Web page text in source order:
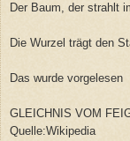
Der Baum, der strahlt
Die Wurzel trägt den
Das wurde vorgelesen
GLEICHNIS VOM
Quelle:Wikipedia